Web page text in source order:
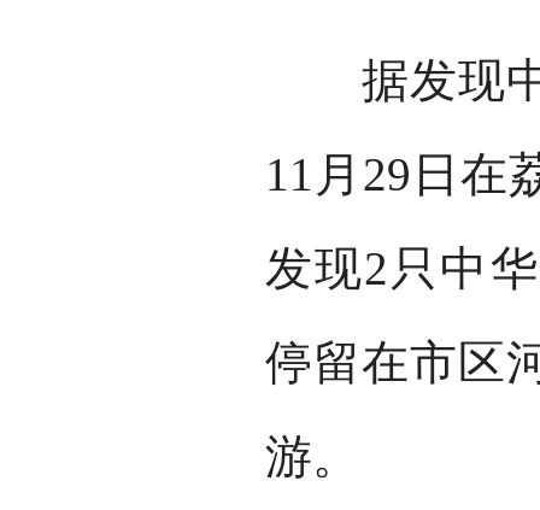
据发现中
11月29日在
发现2只中
停留在市区
游。